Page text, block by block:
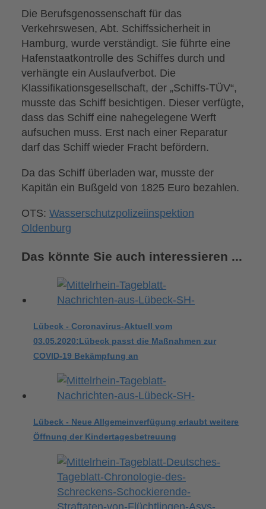
Die Berufsgenossenschaft für das
Verkehrswesen, Abt. Schiffssicherheit in
Hamburg, wurde verständigt. Sie führte eine
Hafenstaatkontrolle des Schiffes durch und
verhängte ein Auslaufverbot. Die
Klassifikationsgesellschaft, der „Schiffs-TÜV“,
musste das Schiff besichtigen. Dieser verfügte,
dass das Schiff eine nahegelegene Werft
aufsuchen muss. Erst nach einer Reparatur
darf das Schiff wieder Fracht befördern.
Da das Schiff überladen war, musste der
Kapitän ein Bußgeld von 1825 Euro bezahlen.
OTS:Wasserschutzpolizeiinspektion
Oldenburg
Das könnte Sie auch interessieren ...
Lübeck - Coronavirus-Aktuell vom
03.05.2020:Lübeck passt die Maßnahmen zur
COVID-19 Bekämpfung an
Lübeck - Neue Allgemeinverfügung erlaubt weitere
Öffnung der Kindertagesbetreuung